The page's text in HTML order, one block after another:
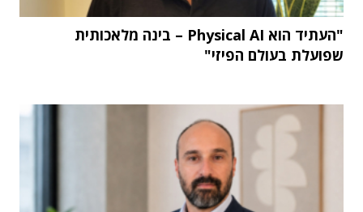
"העתיד הוא Physical AI – בינה מלאכותית
שפועלת בעולם הפיזי"